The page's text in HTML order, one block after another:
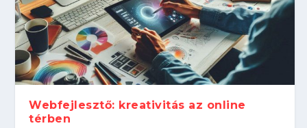
Hogyan készíts ATS-barát önéletrajzot?
Így növelheted az esélyedet az
állásinterjúra...
Kitalálod, mire használják ezeket a
gépeket?
Nem sikerült az egyetemi felvételi?
Tanulj szakmát!
Szoftverfejlesztő: verseny kódban –
amikor néhány sor program dönti el a
világversenyt...
Webfejlesztő: kreativitás az online
térben